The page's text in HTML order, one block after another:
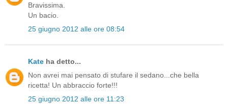
Bravissima.
Un bacio.
25 giugno 2012 alle ore 08:54
Kate ha detto...
Non avrei mai pensato di stufare il sedano...che bella
ricetta! Un abbraccio forte!!!
25 giugno 2012 alle ore 11:23